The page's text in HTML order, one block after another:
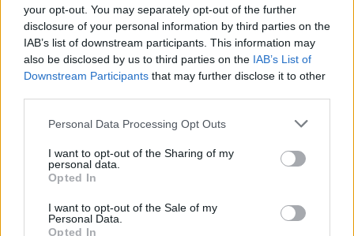
your opt-out. You may separately opt-out of the further
disclosure of your personal information by third parties on the
IAB’s list of downstream participants. This information may
also be disclosed by us to third parties on the IAB’s List of
Downstream Participants that may further disclose it to other
Personal Data Processing Opt Outs
I want to opt-out of the Sharing of my
personal data.
Opted In
I want to opt-out of the Sale of my
Personal Data.
Opted In
Lançamento do livro "Temas de História Açoriana  Volume
II"
Grupo Desportivo dos Biscoitos brilha no Encontro
Nacional de Sub-14 de Andebol em Estarreja